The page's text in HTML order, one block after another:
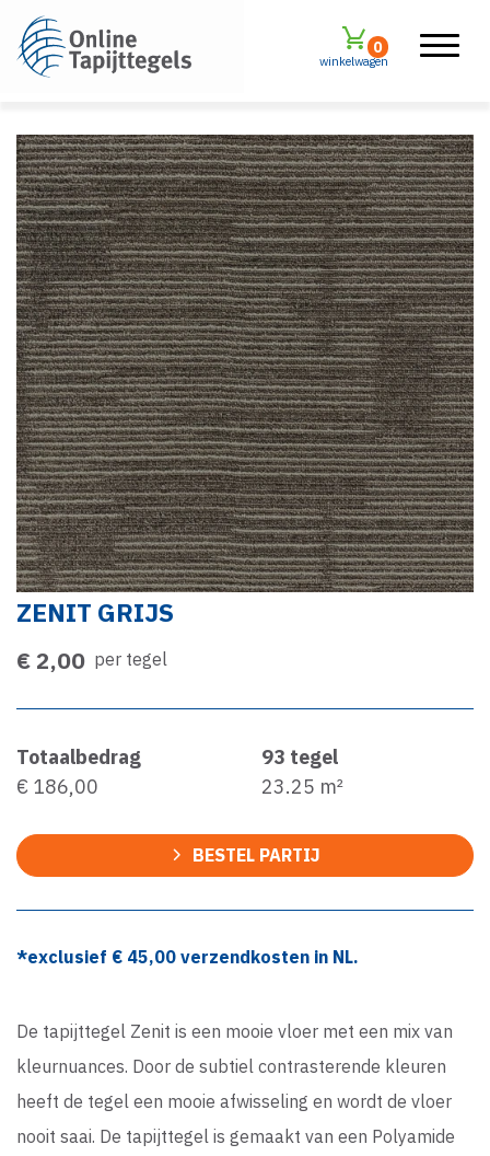
winkelwagen
0
ZENIT GRIJS
€ 2,00 per tegel
Totaalbedrag
€ 186,00
93 tegel
23.25 m²
BESTEL PARTIJ
*exclusief € 45,00 verzendkosten in NL.
De tapijttegel Zenit is een mooie vloer met een mix van
kleurnuances. Door de subtiel contrasterende kleuren
heeft de tegel een mooie afwisseling en wordt de vloer
nooit saai. De tapijttegel is gemaakt van een Polyamide